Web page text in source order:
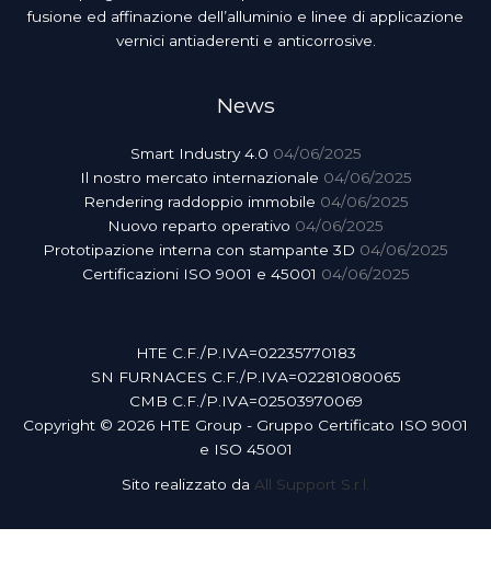
fusione ed affinazione dell’alluminio e linee di applicazione
vernici antiaderenti e anticorrosive.
News
Smart Industry 4.0 04/06/2025
Il nostro mercato internazionale 04/06/2025
Rendering raddoppio immobile 04/06/2025
Nuovo reparto operativo 04/06/2025
Prototipazione interna con stampante 3D 04/06/2025
Certificazioni ISO 9001 e 45001 04/06/2025
HTE C.F./P.IVA=02235770183
SN FURNACES C.F./P.IVA=02281080065
CMB C.F./P.IVA=02503970069
Copyright © 2026 HTE Group - Gruppo Certificato ISO 9001
e ISO 45001
Sito realizzato da All Support S.r.l.